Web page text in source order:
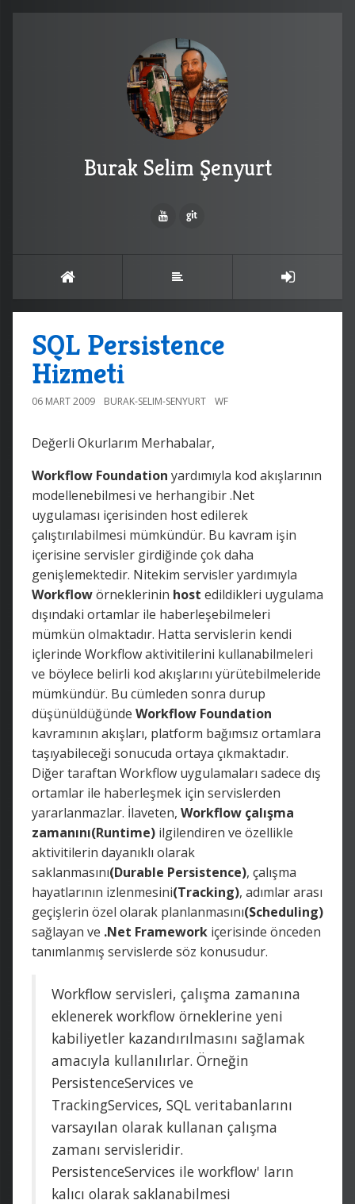
Burak Selim Şenyurt
SQL Persistence
Hizmeti
06 MART 2009 BURAK-SELIM-SENYURT WF
Değerli Okurlarım Merhabalar,
Workflow Foundation yardımıyla kod akışlarının
modellenebilmesi ve herhangibir .Net
uygulaması içerisinden host edilerek
çalıştırılabilmesi mümkündür. Bu kavram işin
içerisine servisler girdiğinde çok daha
genişlemektedir. Nitekim servisler yardımıyla
Workflowörneklerinin host edildikleri uygulama
dışındaki ortamlar ile haberleşebilmeleri
mümkün olmaktadır. Hatta servislerin kendi
içlerinde Workflow aktivitilerini kullanabilmeleri
ve böylece belirli kod akışlarını yürütebilmeleride
mümkündür. Bu cümleden sonra durup
düşünüldüğünde Workflow Foundation
kavramının akışları, platform bağımsız ortamlara
taşıyabileceği sonucuda ortaya çıkmaktadır.
Diğer taraftan Workflow uygulamaları sadece dış
ortamlar ile haberleşmek için servislerden
yararlanmazlar. İlaveten, Workflow çalışma
zamanını(Runtime) ilgilendiren ve özellikle
aktivitilerin dayanıklı olarak
saklanmasını(Durable Persistence), çalışma
hayatlarının izlenmesini(Tracking), adımlar arası
geçişlerin özel olarak planlanmasını(Scheduling)
sağlayan ve .Net Framework içerisinde önceden
tanımlanmış servislerde söz konusudur.
Workflow servisleri, çalışma zamanına
eklenerek workflow örneklerine yeni
kabiliyetler kazandırılmasını sağlamak
amacıyla kullanılırlar. Örneğin
PersistenceServices ve
TrackingServices, SQL veritabanlarını
varsayılan olarak kullanan çalışma
zamanı servisleridir.
PersistenceServices ile workflow' ların
kalıcı olarak saklanabilmesi